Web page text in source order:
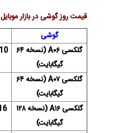
قیمت روز گوشی در بازار موبایل
گوشی
گلکسی A۰۶ (نسخه ۶۴
گیگابایت)
گلکسی A۰۷ (نسخه ۶۴
گیگابایت)
گلکسی A۱۶ (نسخه ۱۲۸
گیگابایت)